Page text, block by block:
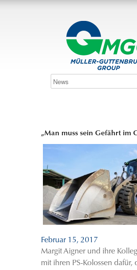
„Man muss sein Gefährt im
Februar 15, 2017
Margit Aigner und ihre
mit ihren PS-Kolossen dafür,